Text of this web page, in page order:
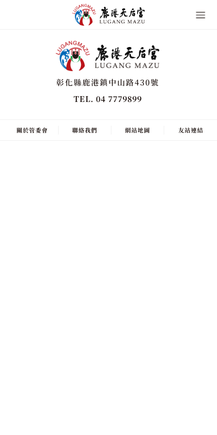
彰化縣鹿港鎮中山路430號
TEL. 04 7779899
關於管委會 聯絡我們 網站地圖 友站連結